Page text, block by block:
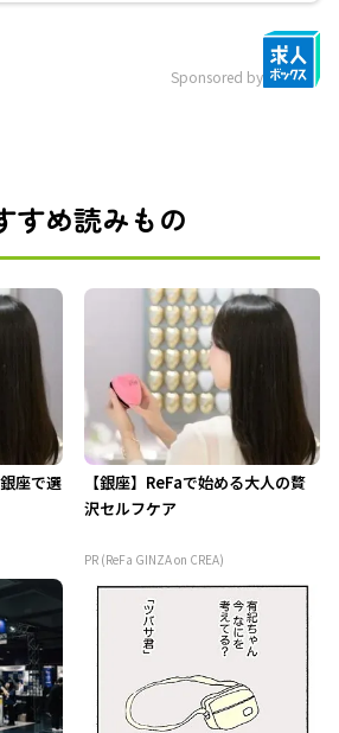
Sponsored by
すめ読みもの
座で選
【銀座】ReFaで始める大人の贅
沢セルフケア
PR (ReFa GINZA on CREA)